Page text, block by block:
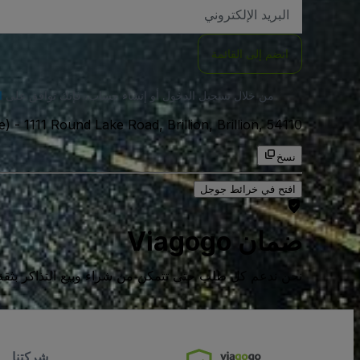
الاكتروني
انضم إلى القائمة
من خلال تسجيل الدخول أو إنشاء حساب، فإنك توافق على
- 1111 Round Lake Road, Brillion, Brillion, 54110, الولايات المتحدة الامريكية
نسخ
افتح في خرائط جوجل
ضمان Viagogo
نحن ندعم كل طلب حتى تتمكن من شراء وبيع التذاكر بثقة
شركتنا